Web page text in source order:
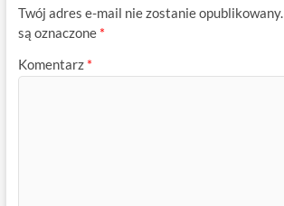
Twój adres e-mail nie zostanie opublikowany.
są oznaczone *
Komentarz *